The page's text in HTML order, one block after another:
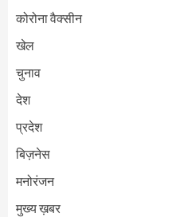
कोरोना वैक्सीन
खेल
चुनाव
देश
प्रदेश
बिज़नेस
मनोरंजन
मुख्य ख़बर